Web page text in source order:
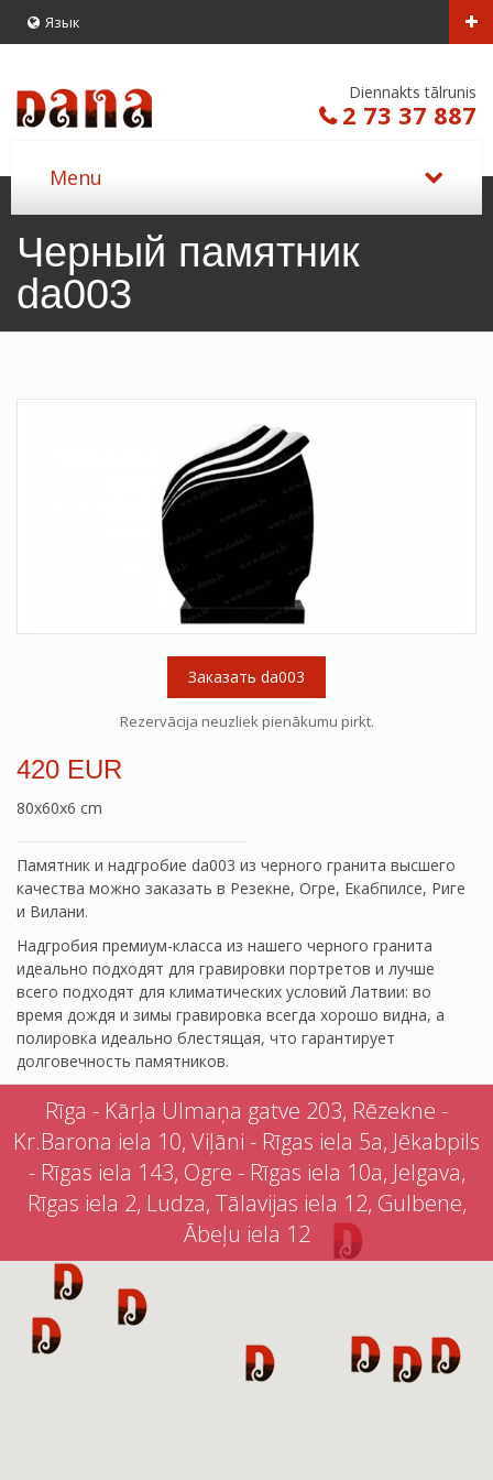
Язык
Diennakts tālrunis
2 73 37 887
Черный памятник
da003
Заказать da003
Rezervācija neuzliek pienākumu pirkt.
420 EUR
80x60x6 cm
Памятник и надгробие da003 из черного гранита высшего
качества можно заказать в Резекне, Огре, Екабпилсе, Риге
и Вилани.
Надгробия премиум-класса из нашего черного гранита
идеально подходят для гравировки портретов и лучше
всего подходят для климатических условий Латвии: во
время дождя и зимы гравировка всегда хорошо видна, а
полировка идеально блестящая, что гарантирует
долговечность памятников.
Rīga - Kārļa Ulmaņa gatve 203, Rēzekne -
Kr.Barona iela 10, Viļāni - Rīgas iela 5a, Jēkabpils
- Rīgas iela 143, Ogre - Rīgas iela 10a, Jelgava,
Rīgas iela 2, Ludza, Tālavijas iela 12, Gulbene,
Ābeļu iela 12